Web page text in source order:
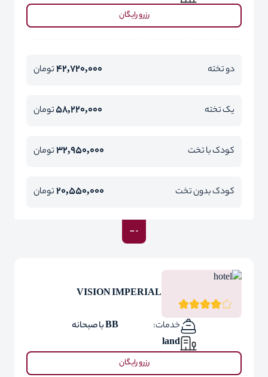
رزرو رایگان
دو تخته 42,720,000تومان
یک تخته 58,220,000تومان
کودک با تخت 32,950,000تومان
کودک بدون تخت 20,550,000تومان
VISION IMPERIAL
خدمات:
BB با صبحانه
land
رزرو رایگان